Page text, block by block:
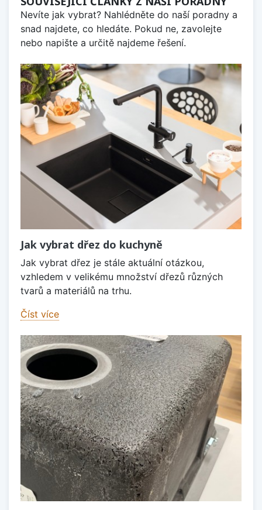
Nevíte jak vybrat? Nahlédněte do naší poradny a
snad najdete, co hledáte. Pokud ne, zavolejte
nebo napište a určitě najdeme řešení.
Jak vybrat dřez do kuchyně
Jak vybrat dřez je stále aktuální otázkou,
vzhledem v velikému množství dřezů různých
tvarů a materiálů na trhu.
Číst více